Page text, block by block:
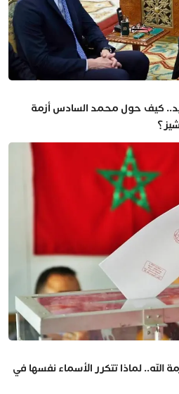
كيف حول محمد السادس أزمة
لماذا تتكرر الأسماء نفسها في